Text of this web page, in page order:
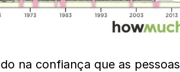
na confiança que as pessoas